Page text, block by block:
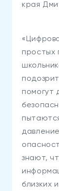
края
простых
помогут
знают,
близких